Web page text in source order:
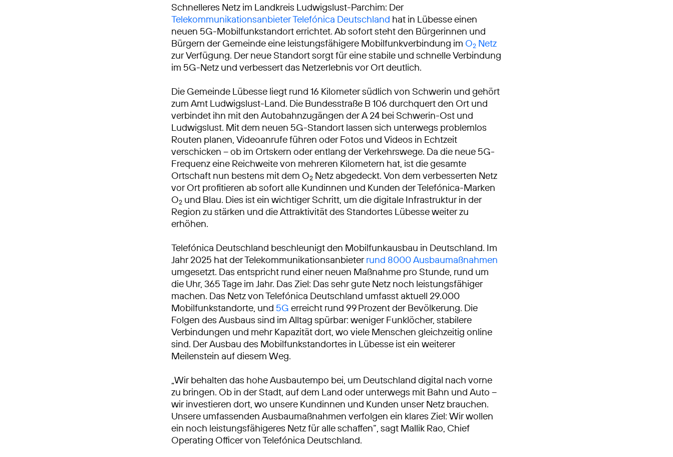
Schnelleres Netz im Landkreis Ludwigslust-Parchim: Der
Telekommunikationsanbieter Telefónica Deutschland hat in Lübesse einen
neuen 5G-Mobilfunkstandort errichtet. Ab sofort steht den Bürgerinnen und
Bürgern der Gemeinde eine leistungsfähigere Mobilfunkverbindung im O2 Netz
zur Verfügung. Der neue Standort sorgt für eine stabile und schnelle Verbindung
im 5G-Netz und verbessert das Netzerlebnis vor Ort deutlich.
Die Gemeinde Lübesse liegt rund 16 Kilometer südlich von Schwerin und gehört
zum Amt Ludwigslust-Land. Die Bundesstraße B 106 durchquert den Ort und
verbindet ihn mit den Autobahnzugängen der A 24 bei Schwerin-Ost und
Ludwigslust. Mit dem neuen 5G-Standort lassen sich unterwegs problemlos
Routen planen, Videoanrufe führen oder Fotos und Videos in Echtzeit
verschicken – ob im Ortskern oder entlang der Verkehrswege. Da die neue 5G-
Frequenz eine Reichweite von mehreren Kilometern hat, ist die gesamte
Ortschaft nun bestens mit dem O2 Netz abgedeckt. Von dem verbesserten Netz
vor Ort profitieren ab sofort alle Kundinnen und Kunden der Telefónica-Marken
O2 und Blau. Dies ist ein wichtiger Schritt, um die digitale Infrastruktur in der
Region zu stärken und die Attraktivität des Standortes Lübesse weiter zu
erhöhen.
Telefónica Deutschland beschleunigt den Mobilfunkausbau in Deutschland. Im
Jahr 2025 hat der Telekommunikationsanbieterrund 8000 Ausbaumaßnahmen
umgesetzt. Das entspricht rund einer neuen Maßnahme pro Stunde, rund um
die Uhr, 365 Tage im Jahr. Das Ziel: Das sehr gute Netz noch leistungsfähiger
machen. Das Netz von Telefónica Deutschland umfasst aktuell 29.000
Mobilfunkstandorte, und 5G erreicht rund 99 Prozent der Bevölkerung. Die
Folgen des Ausbaus sind im Alltag spürbar: weniger Funklöcher, stabilere
Verbindungen und mehr Kapazität dort, wo viele Menschen gleichzeitig online
sind. Der Ausbau des Mobilfunkstandortes in Lübesse ist ein weiterer
Meilenstein auf diesem Weg.
„Wir behalten das hohe Ausbautempo bei, um Deutschland digital nach vorne
zu bringen. Ob in der Stadt, auf dem Land oder unterwegs mit Bahn und Auto –
wir investieren dort, wo unsere Kundinnen und Kunden unser Netz brauchen.
Unsere umfassenden Ausbaumaßnahmen verfolgen ein klares Ziel: Wir wollen
ein noch leistungsfähigeres Netz für alle schaffen“, sagt Mallik Rao, Chief
Operating Officer von Telefónica Deutschland.